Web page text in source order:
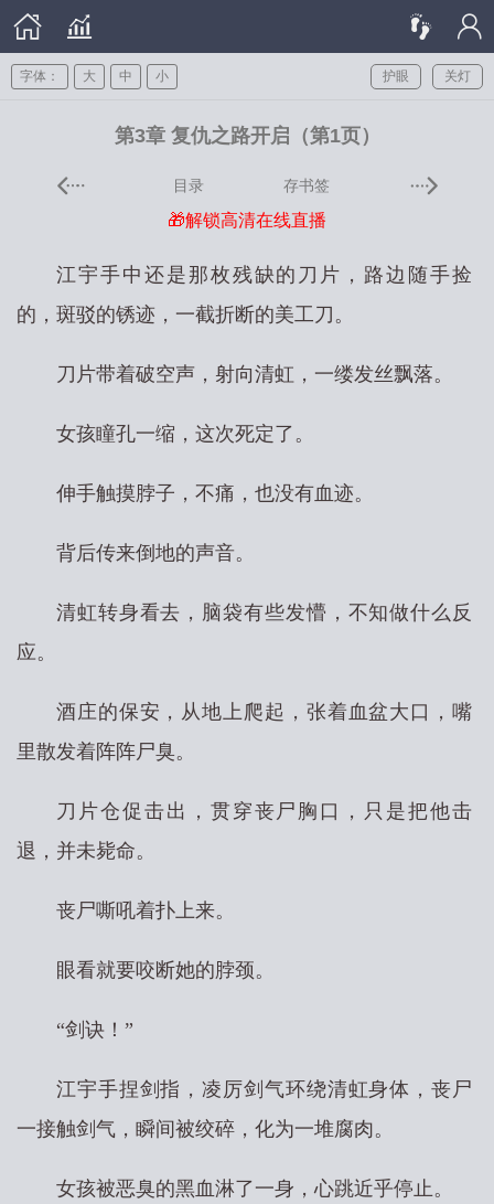
关灯
护眼
字体： 大 中 小
第3章 复仇之路开启（第1页）
目录 存书签
🎁解锁高清在线直播
江宇手中还是那枚残缺的刀片，路边随手捡
的，斑驳的锈迹，一截折断的美工刀。
刀片带着破空声，射向清虹，一缕发丝飘落。
女孩瞳孔一缩，这次死定了。
伸手触摸脖子，不痛，也没有血迹。
背后传来倒地的声音。
清虹转身看去，脑袋有些发懵，不知做什么反
应。
酒庄的保安，从地上爬起，张着血盆大口，嘴
里散发着阵阵尸臭。
刀片仓促击出，贯穿丧尸胸口，只是把他击
退，并未毙命。
丧尸嘶吼着扑上来。
眼看就要咬断她的脖颈。
“剑诀！”
江宇手捏剑指，凌厉剑气环绕清虹身体，丧尸
一接触剑气，瞬间被绞碎，化为一堆腐肉。
女孩被恶臭的黑血淋了一身，心跳近乎停止。